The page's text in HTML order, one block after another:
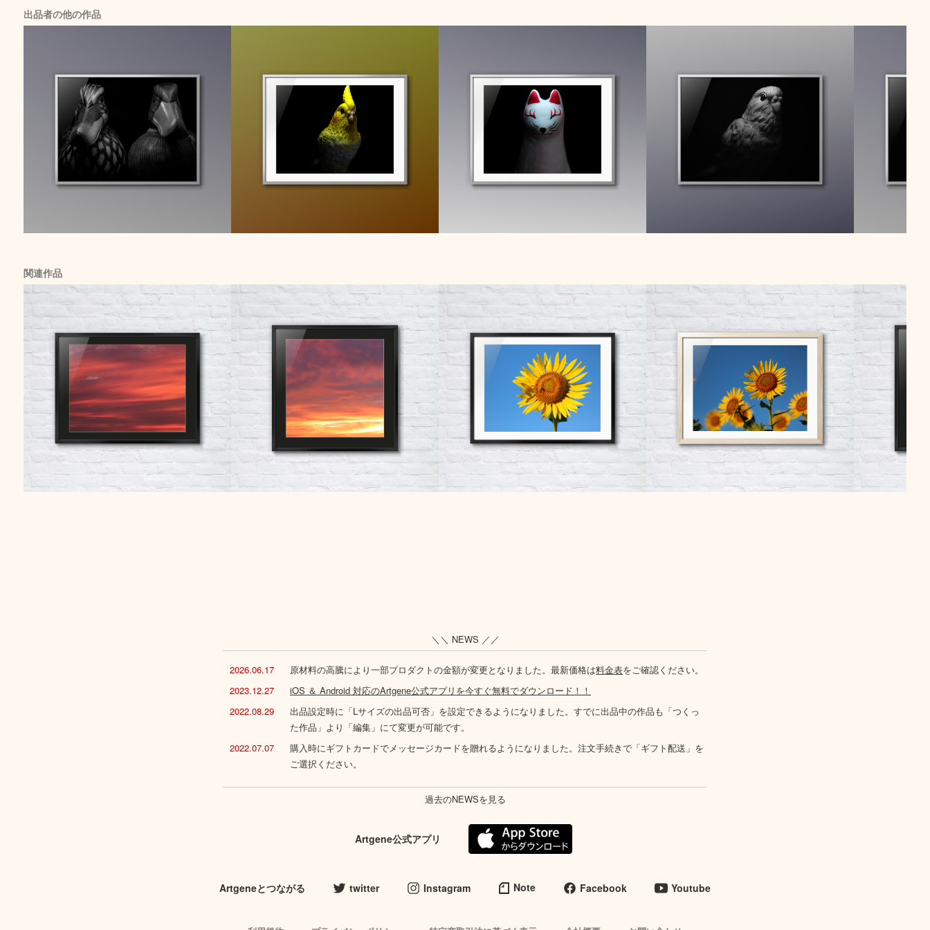
出品者の他の作品
関連作品
＼＼ NEWS ／／
2026.06.17 原材料の高騰により一部プロダクトの金額が変更となりました。最新価格は料金表をご確認ください。
2023.12.27
iOS ＆ Android 対応のArtgene公式アプリを今すぐ無料でダウンロード！！
2022.08.29
出品設定時に「Lサイズの出品可否」を設定できるようになりました。すでに出品中の作品も「つくっ
た作品」より「編集」にて変更が可能です。
2022.07.07
購入時にギフトカードでメッセージカードを贈れるようになりました。注文手続きで「ギフト配送」を
ご選択ください。
過去のNEWSを見る
Artgene公式アプリ
Artgeneとつながる twitter Instagram Note Facebook Youtube